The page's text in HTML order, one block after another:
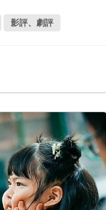
影評、劇評